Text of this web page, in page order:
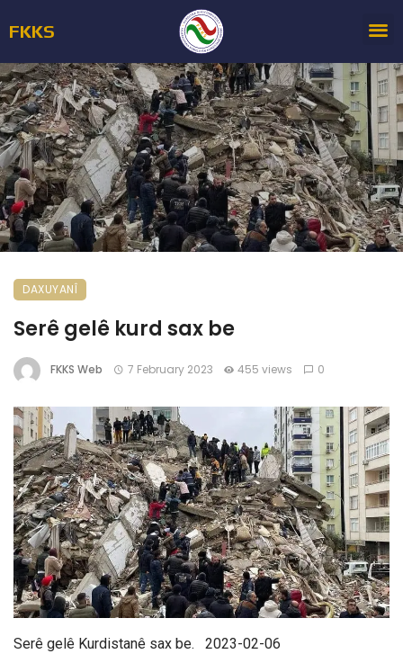
FKKS
DAXUYANÎ
Serê gelê kurd sax be
FKKS Web 7 February 2023 455 views 0
Serê gelê Kurdistanê sax be. 2023-02-06